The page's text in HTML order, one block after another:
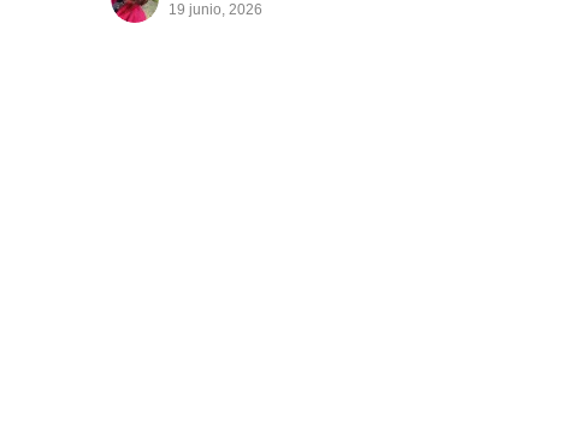
19 junio, 2026